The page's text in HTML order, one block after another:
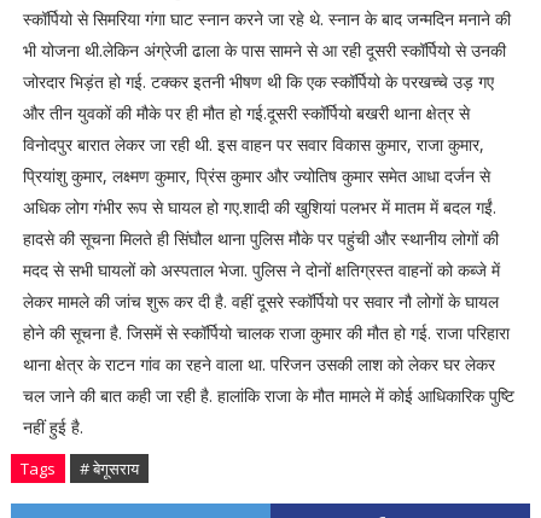
स्कॉर्पियो से सिमरिया गंगा घाट स्नान करने जा रहे थे. स्नान के बाद जन्मदिन मनाने की
भी योजना थी.लेकिन अंग्रेजी ढाला के पास सामने से आ रही दूसरी स्कॉर्पियो से उनकी
जोरदार भिड़ंत हो गई. टक्कर इतनी भीषण थी कि एक स्कॉर्पियो के परखच्चे उड़ गए
और तीन युवकों की मौके पर ही मौत हो गई.दूसरी स्कॉर्पियो बखरी थाना क्षेत्र से
विनोदपुर बारात लेकर जा रही थी. इस वाहन पर सवार विकास कुमार, राजा कुमार,
प्रियांशु कुमार, लक्ष्मण कुमार, प्रिंस कुमार और ज्योतिष कुमार समेत आधा दर्जन से
अधिक लोग गंभीर रूप से घायल हो गए.शादी की खुशियां पलभर में मातम में बदल गईं.
हादसे की सूचना मिलते ही सिंघौल थाना पुलिस मौके पर पहुंची और स्थानीय लोगों की
मदद से सभी घायलों को अस्पताल भेजा. पुलिस ने दोनों क्षतिग्रस्त वाहनों को कब्जे में
लेकर मामले की जांच शुरू कर दी है. वहीं दूसरे स्कॉर्पियो पर सवार नौ लोगों के घायल
होने की सूचना है. जिसमें से स्कॉर्पियो चालक राजा कुमार की मौत हो गई. राजा परिहारा
थाना क्षेत्र के राटन गांव का रहने वाला था. परिजन उसकी लाश को लेकर घर लेकर
चल जाने की बात कही जा रही है. हालांकि राजा के मौत मामले में कोई आधिकारिक पुष्टि
नहीं हुई है.
Tags # बेगूसराय